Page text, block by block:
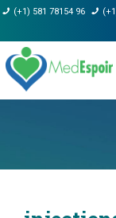
Skip
content
(+1) 581 78154 96